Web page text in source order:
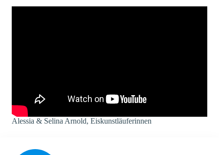
Alessia & Selina Arnold, Eiskunstläuferinnen